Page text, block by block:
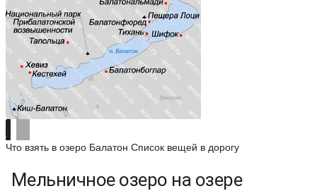
Что взять в озеро Балатон Список вещей в дорогу
Мельничное озеро на озере